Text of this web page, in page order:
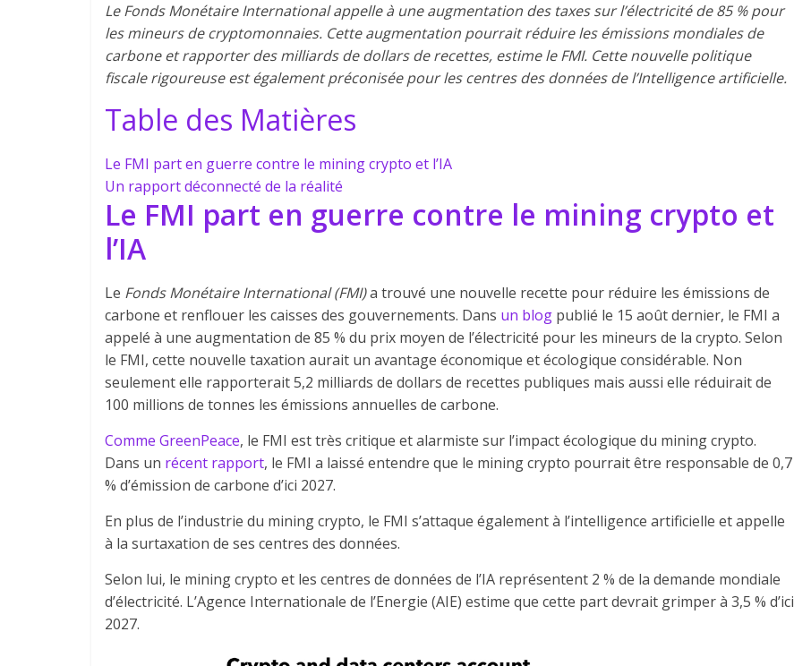
Le Fonds Monétaire International appelle à une augmentation des taxes sur l’électricité de 85 % pour
les mineurs de cryptomonnaies. Cette augmentation pourrait réduire les émissions mondiales de
carbone et rapporter des milliards de dollars de recettes, estime le FMI. Cette nouvelle politique
fiscale rigoureuse est également préconisée pour les centres des données de l’Intelligence artificielle.
Table des Matières
Le FMI part en guerre contre le mining crypto et l’IA
Un rapport déconnecté de la réalité
Le FMI part en guerre contre le mining crypto et
l’IA
Le Fonds Monétaire International (FMI)a trouvé une nouvelle recette pour réduire les émissions de
carbone et renflouer les caisses des gouvernements. Dans un blog publié le 15 août dernier, le FMI a
appelé à une augmentation de 85 % du prix moyen de l’électricité pour les mineurs de la crypto. Selon
le FMI, cette nouvelle taxation aurait un avantage économique et écologique considérable. Non
seulement elle rapporterait 5,2 milliards de dollars de recettes publiques mais aussi elle réduirait de
100 millions de tonnes les émissions annuelles de carbone.
Comme GreenPeace, le FMI est très critique et alarmiste sur l’impact écologique du mining crypto.
Dans un récent rapport, le FMI a laissé entendre que le mining crypto pourrait être responsable de 0,7
% d’émission de carbone d’ici 2027.
En plus de l’industrie du mining crypto, le FMI s’attaque également à l’intelligence artificielle et appelle
à la surtaxation de ses centres des données.
Selon lui, le mining crypto et les centres de données de l’IA représentent 2 % de la demande mondiale
d’électricité. L’Agence Internationale de l’Energie (AIE) estime que cette part devrait grimper à 3,5 % d’ici
2027.